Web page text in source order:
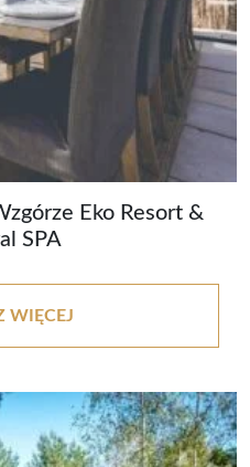
Eko Resort &
SPA
WIĘCEJ